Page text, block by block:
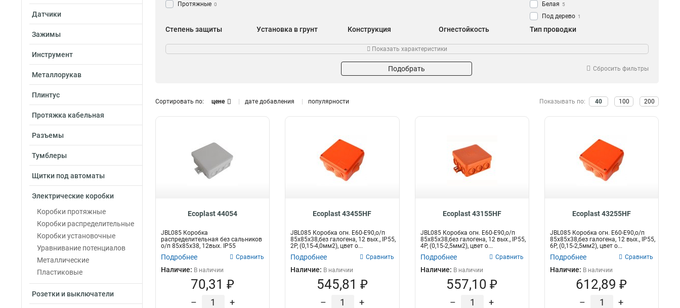
Датчики
Зажимы
Инструмент
Металлорукав
Плинтус
Протяжка кабельная
Разъемы
Тумблеры
Щитки под автоматы
Электрические коробки
Коробки протяжные
Коробки распределительные
Коробки установочные
Уравнивание потенциалов
Металлические
Пластиковые
Розетки и выключатели
Протяжные 0 Белая 5
Под дерево 1
Степень защиты
IP44 14
IP54 0
Установка в грунт
Да 3
Нет 96
Конструкция
круглая 7
квадратная 159
Огнестойкость
Да 127
Нет 36
Тип проводки
скрытая 2
открытой 164
Размер
65х35 3
80х40
80х80х40
9
100х100х55 32
120х80х50 4
150х110х70
300х250х120
Показать характеристики
Подобрать Сбросить фильтры
Сортировать по: цене дате добавления популярности Показывать по: 40 100 200
Ecoplast 44054
JBL085 Коробка
распределительная без сальников
о/п 85х85х38, 12вых. IP55
Подробнее Сравнить
Наличие: В наличии
70,31 ₽
– +
Ecoplast 43455HF
JBL085 Коробка огн. E60-E90,о/п
85х85х38,без галогена, 12 вых., IP55,
2P, (0,15-4,0мм2), цвет о...
Подробнее Сравнить
Наличие: В наличии
545,81 ₽
– +
Ecoplast 43155HF
JBL085 Коробка огн. E60-E90,о/п
85х85х38,без галогена, 12 вых., IP55,
4P, (0,15-2,5мм2), цвет о...
Подробнее Сравнить
Наличие: В наличии
557,10 ₽
– +
Ecoplast 43255HF
JBL085 Коробка огн. E60-E90,о/п
85х85х38,без галогена, 12 вых., IP55,
6P, (0,15-2,5мм2), цвет о...
Подробнее Сравнить
Наличие: В наличии
612,89 ₽
– +